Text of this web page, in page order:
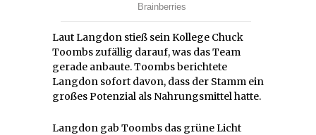
Laut Langdon stieß sein Kollege Chuck
Toombs zufällig darauf, was das Team
gerade anbaute. Toombs berichtete
Langdon sofort davon, dass der Stamm ein
großes Potenzial als Nahrungsmittel hatte.
Langdon gab Toombs das grüne Licht